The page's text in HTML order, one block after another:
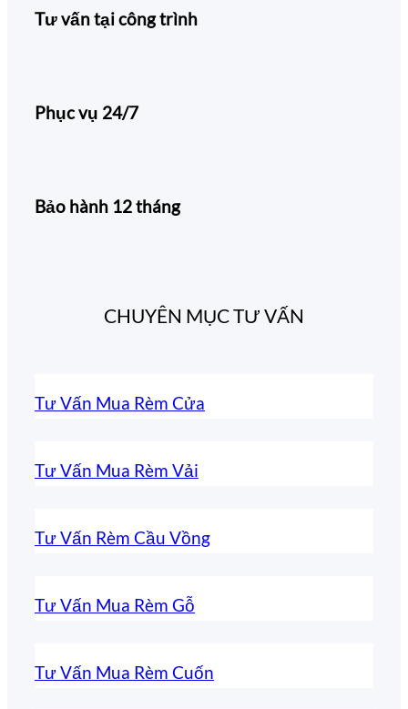
Tư vấn tại công trình
Phục vụ 24/7
Bảo hành 12 tháng
CHUYÊN MỤC TƯ VẤN
Tư Vấn Mua Rèm Cửa
Tư Vấn Mua Rèm Vải
Tư Vấn Rèm Cầu Vồng
Tư Vấn Mua Rèm Gỗ
Tư Vấn Mua Rèm Cuốn